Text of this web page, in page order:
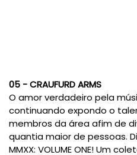
05 - CRAUFURD ARMS
O amor verdadeiro pela
continuando expondo o
membros da área afim de
quantia maior de pessoas.
MMXX: VOLUME ONE! Um